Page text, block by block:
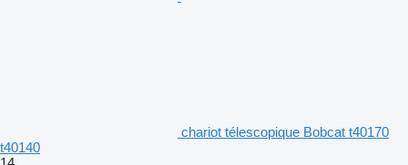
chariot télescopique Bobcat t40170
t40140